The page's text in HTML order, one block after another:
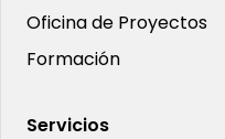
Oficina de Proyectos
Formación
Servicios